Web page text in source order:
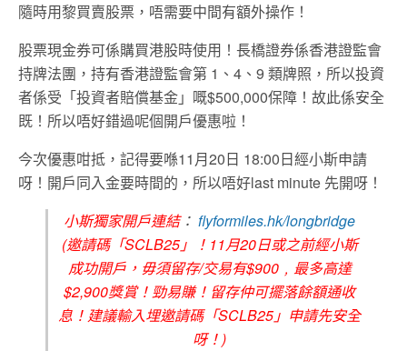
隨時用黎買賣股票，唔需要中間有額外操作！
股票現金券可係購買港股時使用！長橋證券係香港證監會
持牌法團，持有香港證監會第 1、4、9 類牌照，所以投資
者係受「投資者賠償基金」嘅$500,000保障！故此係安全
既！所以唔好錯過呢個開戶優惠啦！
今次優惠咁抵，記得要喺11月20日 18:00日經小斯申請
呀！開戶同入金要時間的，所以唔好last minute 先開呀！
小斯獨家開戶連結： flyformiles.hk/longbridge
(邀請碼「SCLB25」！11月20日或之前經小斯
成功開戶，毋須留存/交易有$900﹐最多高達
$2,900獎賞！勁易賺！留存仲可擺落餘額通收
息！建議輸入埋邀請碼「SCLB25」申請先安全
呀！)